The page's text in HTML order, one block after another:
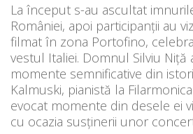
La început s-au ascultat
României, apoi participanții au
filmat în zona Portofino,
vestul Italiei. Domnul Silviu Niță
momente semnificative din
Kalmuski, pianistă la
evocat momente din desele ei
cu ocazia susținerii unor